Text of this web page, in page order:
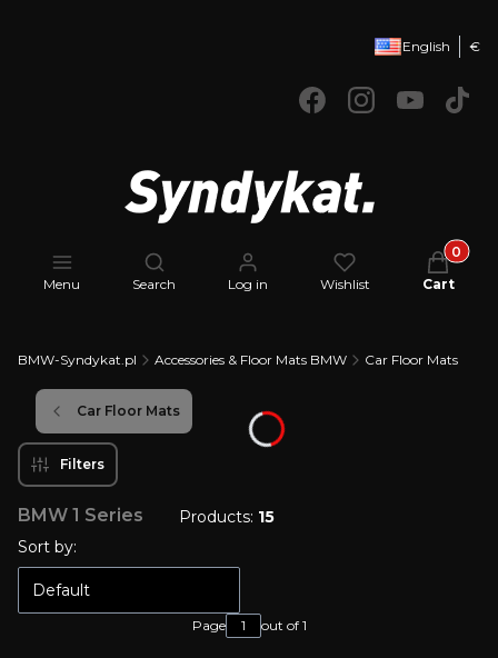
English €
Menu
Open search engine
Search Log in Wishlist Cart
BMW-Syndykat.pl Accessories & Floor Mats BMW Car Floor Mats
Car Floor Mats
Filters
BMW 1 Series Products: 15
List of products
Sort by:
Default
Page out of 1